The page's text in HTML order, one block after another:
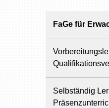
FaGe für
Selbständig